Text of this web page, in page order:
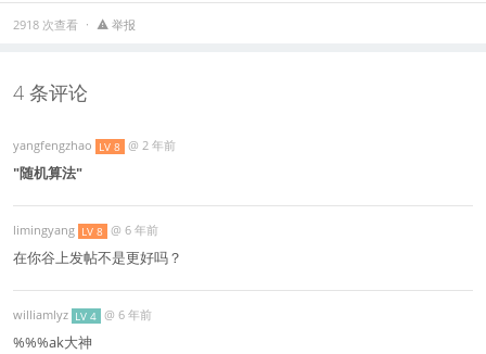
2918 次查看 举报
4 条评论
yangfengzhao LV 8 @ 2 年前
"随机算法"
limingyang LV 8 @ 6 年前
在你谷上发帖不是更好吗？
williamlyz LV 4 @ 6 年前
%%%ak大神